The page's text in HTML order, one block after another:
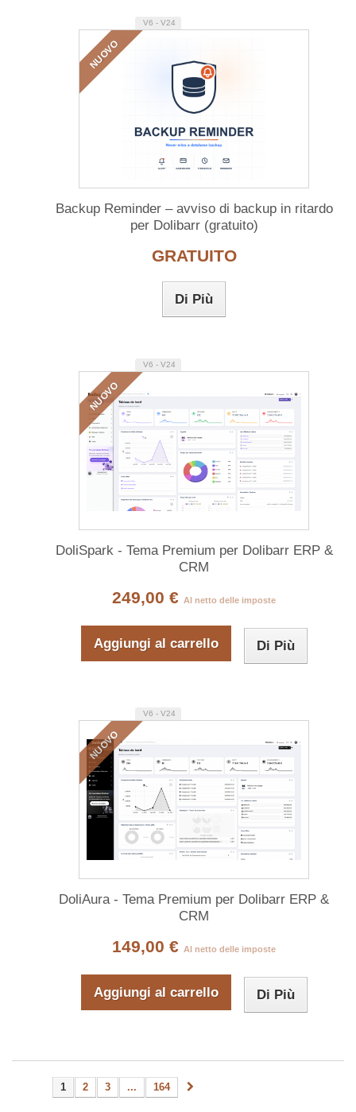
NUOVO
V6 - V24
Backup Reminder – avviso di backup in ritardo
per Dolibarr (gratuito)
GRATUITO
Di Più
NUOVO
V6 - V24
DoliSpark - Tema Premium per Dolibarr ERP &
CRM
249,00 € Al netto delle imposte
Aggiungi al carrello Di Più
NUOVO
V6 - V24
DoliAura - Tema Premium per Dolibarr ERP &
CRM
149,00 € Al netto delle imposte
Aggiungi al carrello Di Più
1 2 3 ... 164